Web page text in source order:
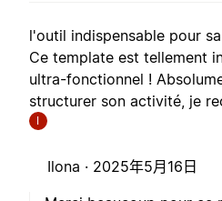
l'outil indispensable pour
Ce template est tellement
ultra-fonctionnel !
structurer son activité, je
I
Ilona · 2025年5月16日